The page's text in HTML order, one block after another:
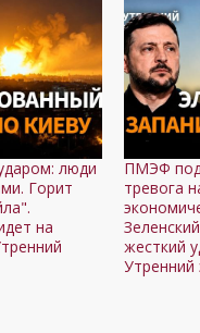
люди
Горит
на
ПМЭФ
тревога
жесткий
Утренний